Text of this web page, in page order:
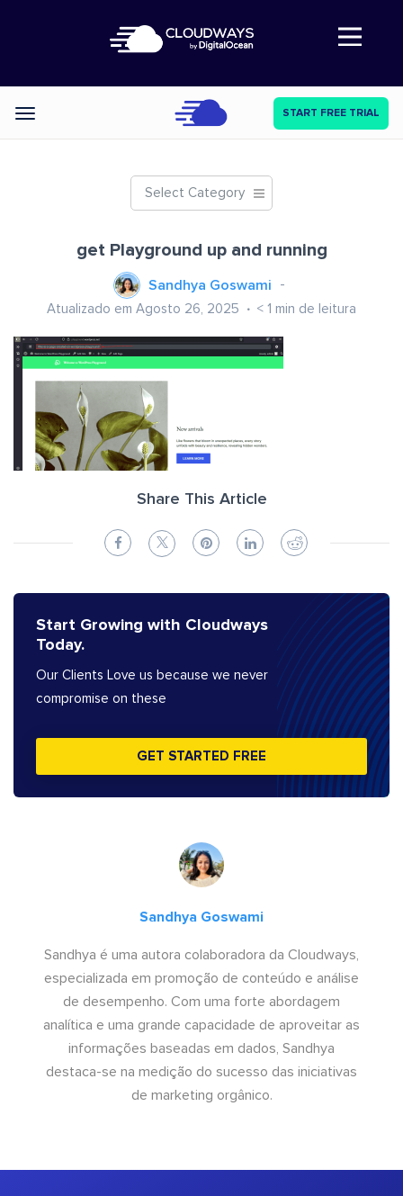
Abre a navegação
Categories START FREE TRIAL
Select Category
get Playground up and running
Sandhya Goswami
Atualizado em Agosto 26, 2025 < 1 min de leitura
Share This Article
Start Growing with Cloudways
Today.
Our Clients Love us because we never
compromise on these
GET STARTED FREE
Sandhya Goswami
Sandhya é uma autora colaboradora da Cloudways,
especializada em promoção de conteúdo e análise
de desempenho. Com uma forte abordagem
analítica e uma grande capacidade de aproveitar as
informações baseadas em dados, Sandhya
destaca-se na medição do sucesso das iniciativas
de marketing orgânico.